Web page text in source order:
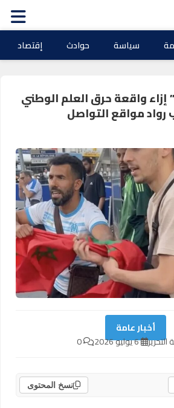
سياسة حوادث إقتصاد
واقعة حرق العلم الوطني
رواد مواقع التواصل
أخبار عامة
التحرير 6 يوليو 2026 0
نسخ المحتوى